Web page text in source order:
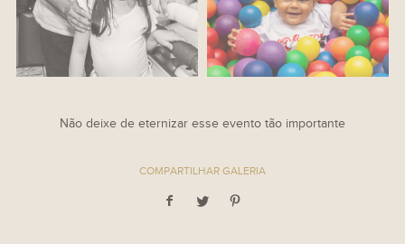
Não deixe de eternizar esse evento tão importante
COMPARTILHAR GALERIA